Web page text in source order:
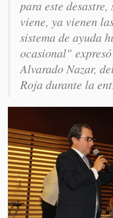
para este
viene, ya vienen
sistema de ayuda
ocasional"
Alvarado Nazar,
Roja durante la